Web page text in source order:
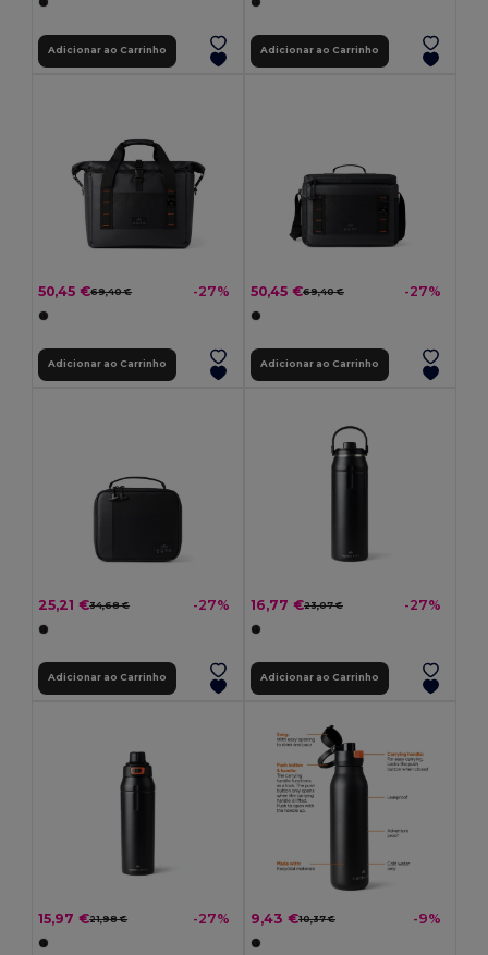
Adicionar ao Carrinho Adicionar ao Carrinho
50,45 €69,40 € -27%
Adicionar ao Carrinho
50,45 €69,40 € -27%
Adicionar ao Carrinho
25,21 €34,68 € -27%
Adicionar ao Carrinho
16,77 €23,07 € -27%
Adicionar ao Carrinho
15,97 €21,98 € -27% 9,43 €10,37 € -9%